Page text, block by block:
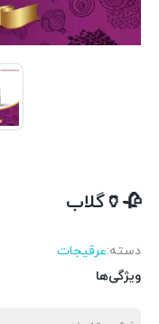
🥀🏺گلاب
دسته:عرقیجات
ویژگی‌ها